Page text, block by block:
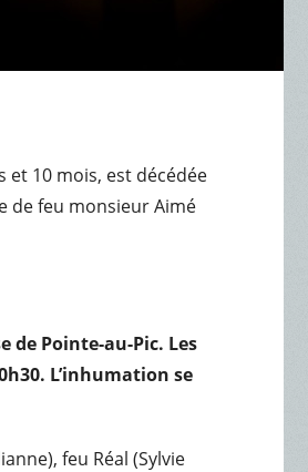
et 10 mois, est décédée
de feu monsieur Aimé
de Pointe-au-Pic. Les
L’inhumation se
feu Réal (Sylvie